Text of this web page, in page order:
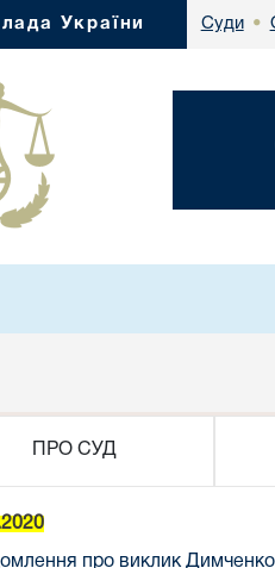
України Суди •
ПРО СУД
про виклик